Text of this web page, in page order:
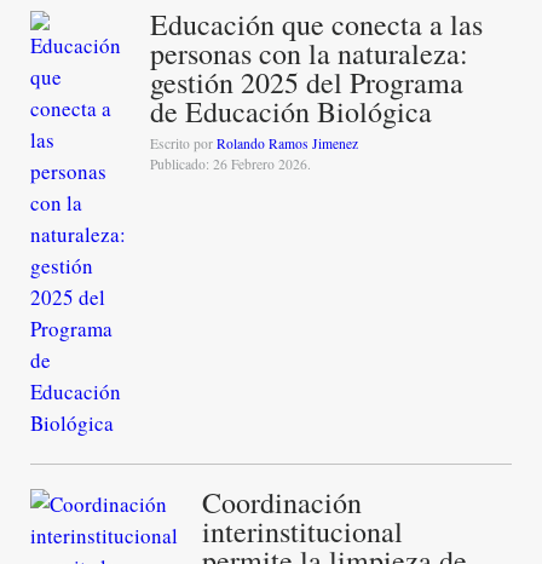
Educación que conecta a las
personas con la naturaleza:
gestión 2025 del Programa
de Educación Biológica
Escrito por Rolando Ramos Jimenez
Publicado: 26 Febrero 2026.
Coordinación
interinstitucional